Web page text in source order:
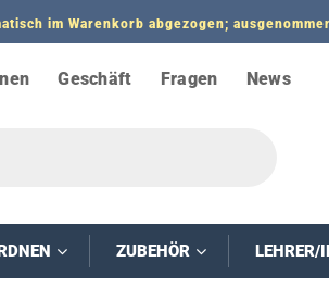
im Warenkorb abgezogen;
Geschäft Fragen News
ZUBEHÖR LEHRER/